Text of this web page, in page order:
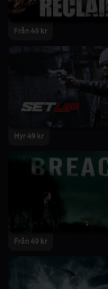
Från 49 kr
Hyr 49 kr
Från 49 kr